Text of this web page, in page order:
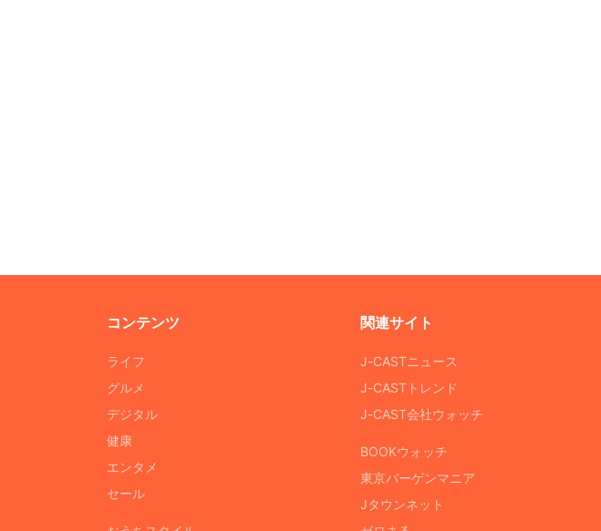
コンテンツ
ライフ
グルメ
デジタル
健康
エンタメ
セール
関連サイト
J-CASTニュース
J-CASTトレンド
J-CAST会社ウォッチ
BOOKウォッチ
東京バーゲンマニア
Jタウンネット